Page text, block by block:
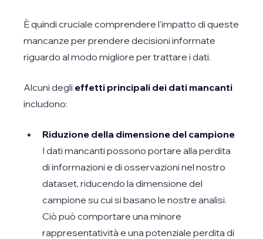
È quindi cruciale comprendere l'impatto di queste
mancanze per prendere decisioni informate
riguardo al modo migliore per trattare i dati.
Alcuni degli effetti principali dei dati mancanti
includono:
Riduzione della dimensione del campione
I dati mancanti possono portare alla perdita
di informazioni e di osservazioni nel nostro
dataset, riducendo la dimensione del
campione su cui si basano le nostre analisi.
Ciò può comportare una minore
rappresentatività e una potenziale perdita di